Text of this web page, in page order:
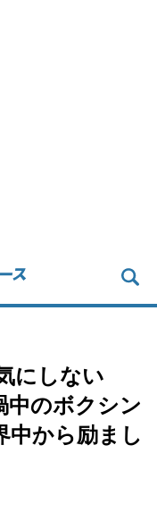
にしない
のボクシン
中から励まし